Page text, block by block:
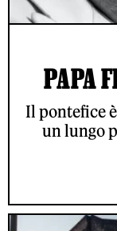
PAPA
Il pontefice
un lungo